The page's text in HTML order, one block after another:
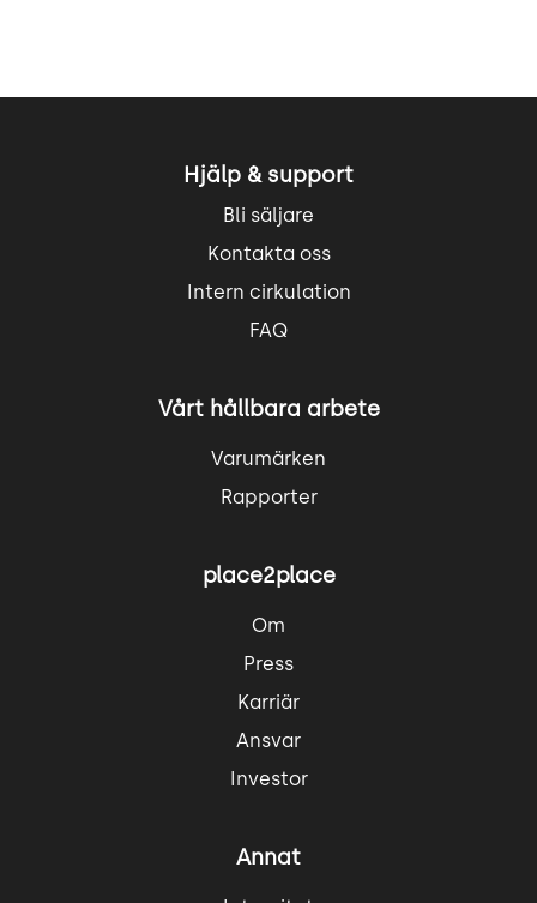
Hjälp & support
Bli säljare
Kontakta oss
Intern cirkulation
FAQ
Vårt hållbara arbete
Varumärken
Rapporter
place2place
Om
Press
Karriär
Ansvar
Investor
Annat